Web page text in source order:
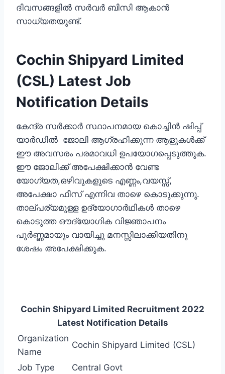
ദിവസങ്ങളില്‍ സര്‍വര്‍ ബിസി ആകാന്‍
സാധ്യതയുണ്ട്.
Cochin Shipyard Limited
(CSL) Latest Job
Notification Details
കേന്ദ്ര സര്‍ക്കാര്‍ സ്ഥാപനമായ കൊച്ചിന്‍ ഷിപ്പ്‌
യാര്‍ഡില്‍ ജോലി ആഗ്രഹിക്കുന്ന ആളുകള്‍ക്ക്
ഈ അവസരം പരമാവധി ഉപയോഗപ്പെടുത്തുക.
ഈ ജോലിക്ക് അപേക്ഷിക്കാന്‍ വേണ്ട
യോഗ്യത,ഒഴിവുകളുടെ എണ്ണം,വയസ്സ്,
അപേക്ഷാ ഫീസ്‌ എന്നിവ താഴെ കൊടുക്കുന്നു.
താല്പര്യമുള്ള ഉദ്യോഗാര്‍ഥികള്‍ താഴെ
കൊടുത്ത ഔദ്യോഗിക വിജ്ഞാപനം
പൂര്‍ണ്ണമായും വായിച്ചു മനസ്സിലാക്കിയതിനു
ശേഷം അപേക്ഷിക്കുക.
Cochin Shipyard Limited Recruitment 2022
Latest Notification Details
Organization
Name
Cochin Shipyard Limited (CSL)
Job Type
Central Govt